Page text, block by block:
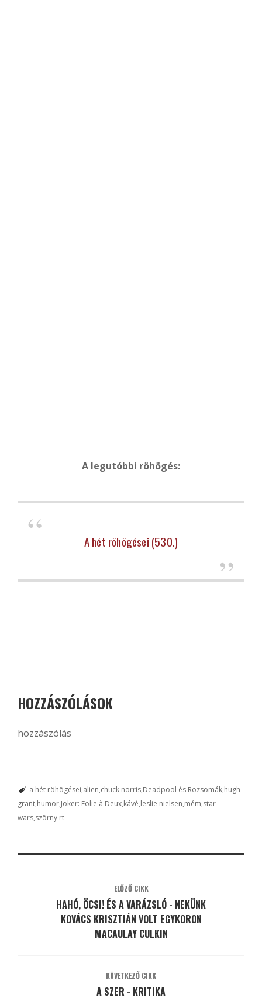
A legutóbbi röhögés:
A hét röhögései (530.)
HOZZÁSZÓLÁSOK
hozzászólás
a hét röhögései alien chuck norris Deadpool és Rozsomák hugh
grant humor Joker: Folie à Deux kávé leslie nielsen mém star
wars szörny rt
ELŐZŐ CIKK
HAHÓ, ÖCSI! ÉS A VARÁZSLÓ - NEKÜNK
KOVÁCS KRISZTIÁN VOLT EGYKORON
MACAULAY CULKIN
KÖVETKEZŐ CIKK
A SZER - KRITIKA